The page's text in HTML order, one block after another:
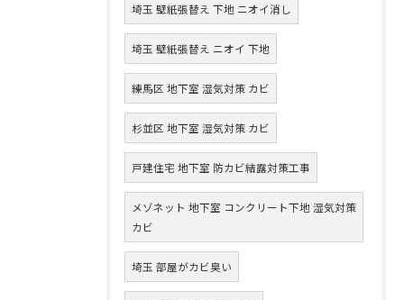
埼玉 壁紙張替え 下地 ニオイ消し
埼玉 壁紙張替え ニオイ 下地
練馬区 地下室 湿気対策 カビ
杉並区 地下室 湿気対策 カビ
戸建住宅 地下室 防カビ結露対策工事
メゾネット 地下室 コンクリート下地 湿気対策
カビ
埼玉 部屋がカビ臭い